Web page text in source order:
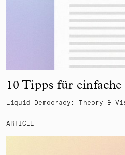
10 Tipps für einfache
Liquid Democracy: Theory &
ARTICLE